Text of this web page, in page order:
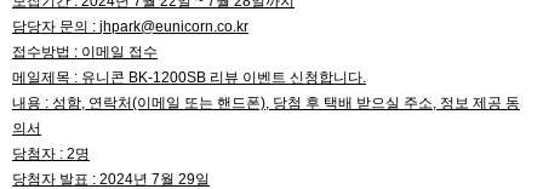
담당자 문의 : jhpark@eunicorn.co.kr
접수방법 : 이메일 접수
메일제목 : 유니콘 BK-1200SB 리뷰 이벤트 신청합니다.
내용 : 성함, 연락처(이메일 또는 핸드폰), 당첨 후 택배 받으실 주소, 정보 제공 동
의서
당첨자 : 2명
당첨자 발표 : 2024년 7월 29일